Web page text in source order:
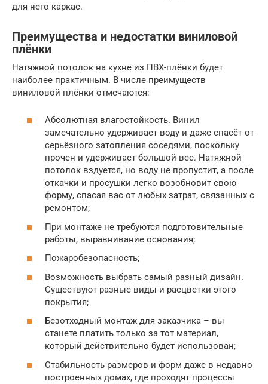
для него каркас.
Преимущества и недостатки виниловой
плёнки
Натяжной потолок на кухне из ПВХ-плёнки будет
наиболее практичным. В числе преимуществ
виниловой плёнки отмечаются:
Абсолютная влагостойкость. Винил
замечательно удерживает воду и даже спасёт от
серьёзного затопления соседями, поскольку
прочен и удерживает большой вес. Натяжной
потолок вздуется, но воду не пропустит, а после
откачки и просушки легко возобновит свою
форму, спасая вас от любых затрат, связанных с
ремонтом;
При монтаже не требуются подготовительные
работы, выравнивание основания;
Пожаробезопасность;
Возможность выбрать самый разный дизайн.
Существуют разные виды и расцветки этого
покрытия;
Безотходный монтаж для заказчика – вы
станете платить только за тот материал,
который действительно будет использован;
Стабильность размеров и форм даже в недавно
построенных домах, где проходят процессы